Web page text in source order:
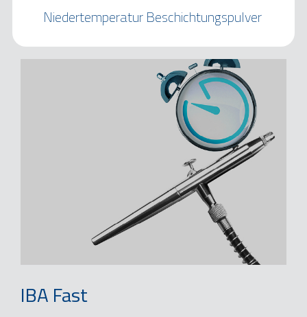
Niedertemperatur Beschichtungspulver
IBA Fast